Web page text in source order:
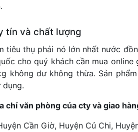
tín và chất lượng
tiêu thụ phải nó lớn nhất nước
cho quý khách cần mua
không dư không thừa. Sản
dụng.
chỉ văn phòng của cty và giao
Cần Giờ, Huyện Củ Chi,